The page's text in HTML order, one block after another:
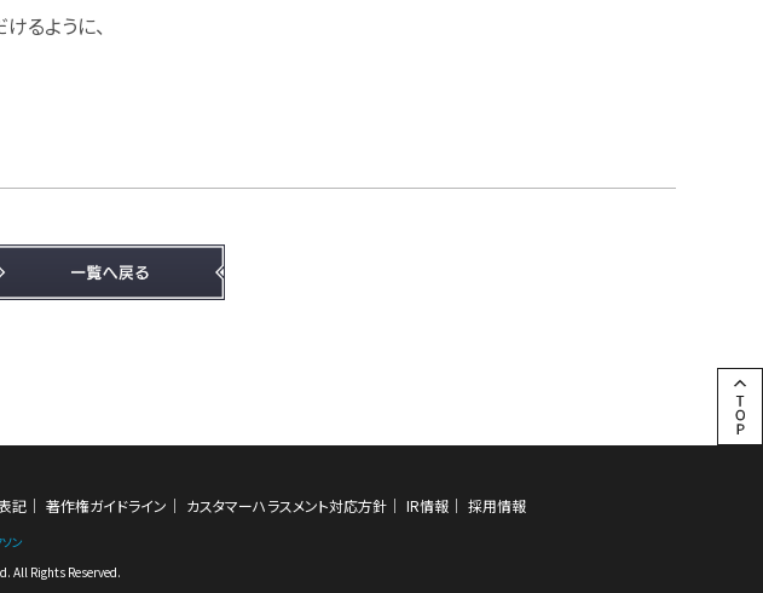
るように、
記 著作権ガイドライン カスタマーハラスメント対応方針 IR情報 採用情報
ン
All Rights Reserved.